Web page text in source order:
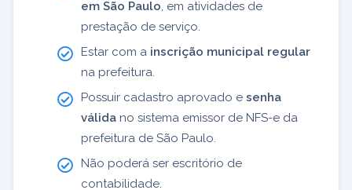
em São Paulo , em atividades de
prestação de serviço.
Estar com a inscrição municipal regular
na prefeitura.
Possuir cadastro aprovado e senha
válida no sistema emissor de NFS-e da
prefeitura de São Paulo.
Não poderá ser escritório de
contabilidade.